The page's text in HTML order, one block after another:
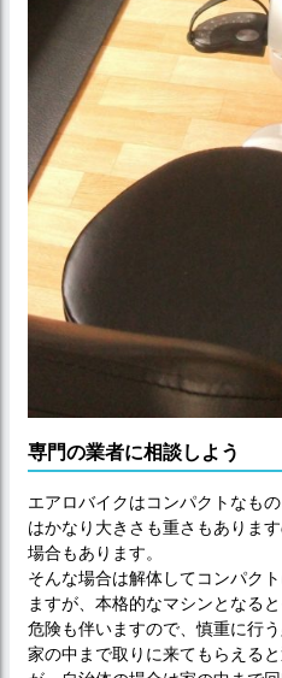
専門の業者に相談しよう
エアロバイクはコンパクトなも
はかなり大きさも重さもありま
場合もあります。
そんな場合は解体してコンパク
ますが、本格的なマシンとなる
危険も伴いますので、慎重に行う
家の中まで取りに来てもらえる